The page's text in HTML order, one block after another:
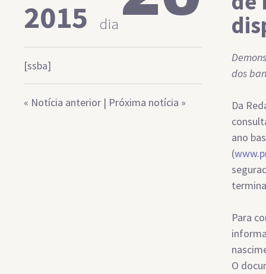
2015 dia
[ssba]
« Notícia anterior | Próxima notícia »
dos
Da
ano
(
Para
O